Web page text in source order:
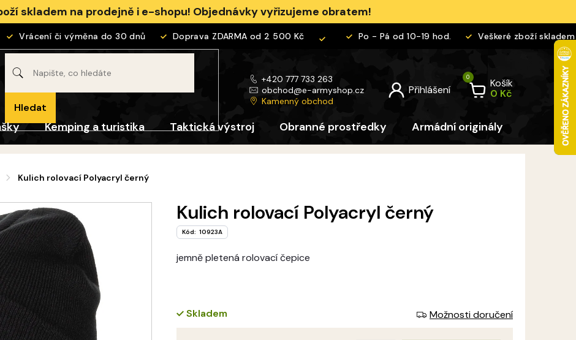
skladem na prodejně i e-shopu! Objednávky vyřizujeme obratem!
Vrácení či výměna do 30 dnů Doprava ZDARMA od 2 500 Kč Po - Pá od 10-19 hod. Veškeré zboží skladem
Hledat
+420 777 733 263
obchod@e-armyshop.cz
Kamenný obchod
Košík
Kemping a turistika Taktická výstroj Obranné prostředky Armádní originály Pro děti
Kulich rolovací Polyacryl černý
jemně pletená rolovací čepice
Kulich rolovací Polyacryl černý
Kód: 10923A
Skladem Možnosti doručení